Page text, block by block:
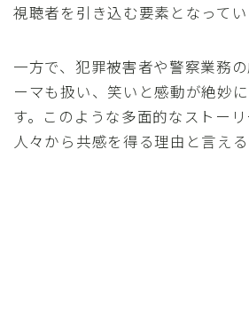
視聴者を引き込む要素となってい
一方で、犯罪被害者や警察業務
ーマも扱い、笑いと感動が絶妙
す。このような多面的なストー
人々から共感を得る理由と言える